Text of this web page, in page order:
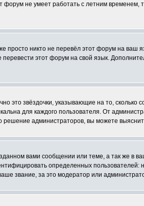
не умеет работать с летним временем,
просто никто не перевёл этот форум на
этот форум на свой язык.
это звёздочки, указывающие на то,
для каждого пользователя. От
решение администраторов, вы можете
вами сообщении или теме, а так же в
определенных
звание, за это модератор или